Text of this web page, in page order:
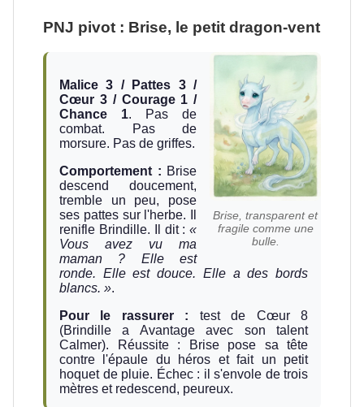
PNJ pivot : Brise, le petit dragon-vent
Brise, transparent et
fragile comme une
bulle.
Malice 3 / Pattes 3 /
Cœur 3 / Courage 1 /
Chance 1. Pas de
combat. Pas de
morsure. Pas de griffes.
Comportement : Brise
descend doucement,
tremble un peu, pose
ses pattes sur l'herbe. Il
renifle Brindille. Il dit :«
Vous avez vu ma
maman ? Elle est
ronde. Elle est douce. Elle a des bords
blancs. ».
Pour le rassurer : test de Cœur 8
(Brindille a Avantage avec son talent
Calmer). Réussite : Brise pose sa tête
contre l'épaule du héros et fait un petit
hoquet de pluie. Échec : il s'envole de trois
mètres et redescend, peureux.